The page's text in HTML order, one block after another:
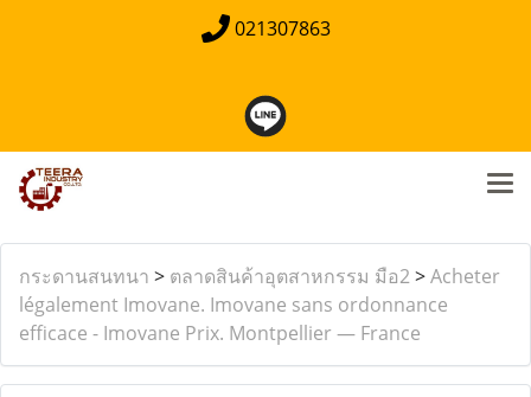
021307863
กระดานสนทนา > ตลาดสินค้าอุตสาหกรรม มือ2>Acheter
légalement Imovane. Imovane sans ordonnance
efficace - Imovane Prix. Montpellier — France